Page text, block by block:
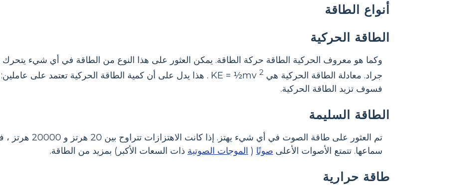
أنواع الطاقة
الطاقة الحركية
وكما هو معروف الحركية الطاقة حركة الطاقة. يمكن العثور على هذا النوع من الطاقة في أي شيء
جراد. معادلة الطاقة الحركية هي KE = ½mv 2
. هذا يدل على أن كمية الطاقة الحركية تعتمد على عاملين:
فسوف تزيد الطاقة الحركية.
الطاقة السليمة
تم العثور على طاقة
سماعها. تتمتع الأصوات الأعلى صوتًا ( الموجات الصوتية ذات السعات الأكبر) بمزيد من الطاقة.
طاقة حرارية